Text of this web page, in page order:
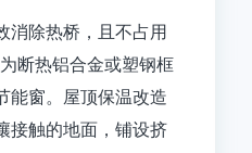
消除热桥，且不占用
断热铝合金或塑钢框
能窗。屋顶保温改造
接触的地面，铺设挤